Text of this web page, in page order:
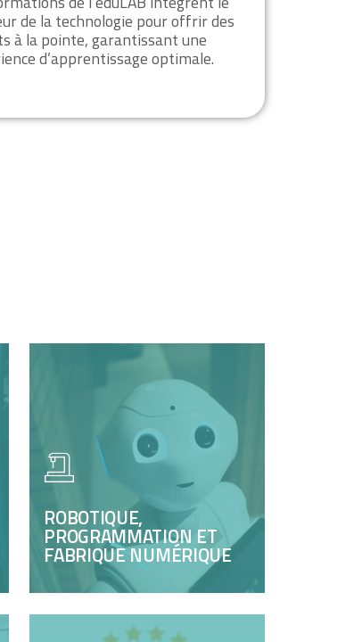
de la technologie pour offrir des
à la pointe, garantissant une
d’apprentissage optimale.
ROBOTIQUE,
PROGRAMMATION ET
FABRIQUE NUMÉRIQUE